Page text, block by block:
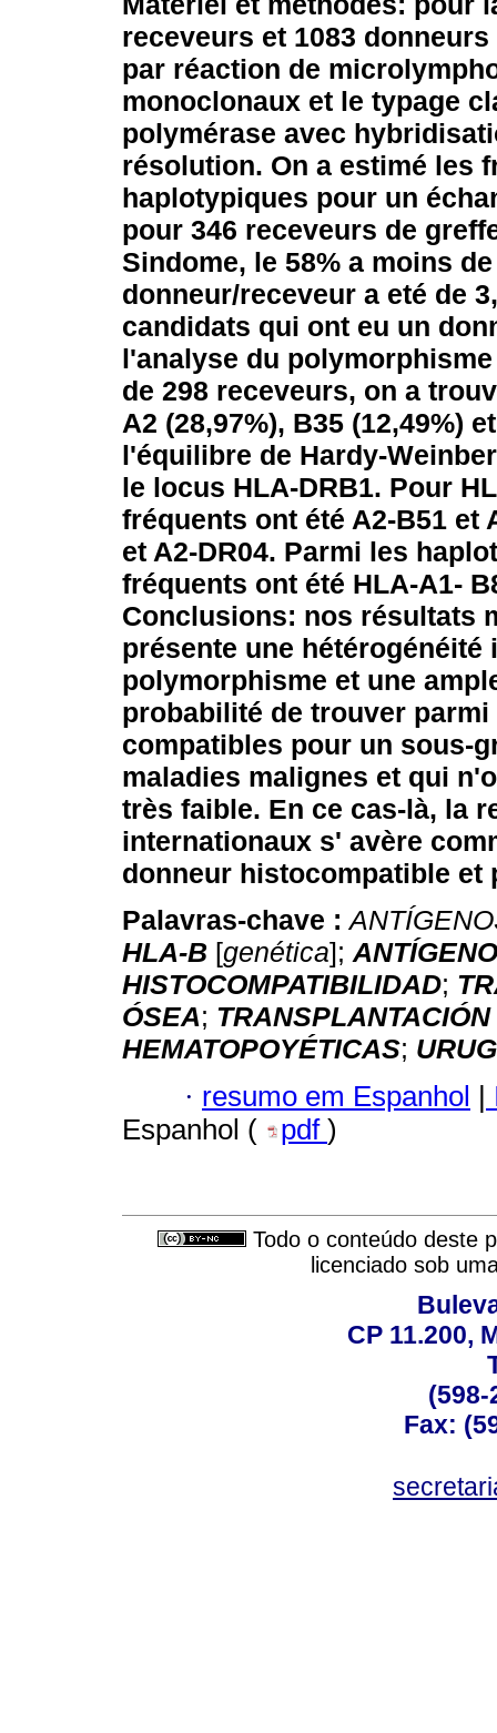
receveurs et 1083
par réaction de
monoclonaux et le typage
polymérase avec
résolution. On a estimé les
haplotypiques pour un
pour 346 receveurs de
Sindome, le 58% a moins
donneur/receveur a eté de
candidats qui ont eu un
l'analyse du
de 298 receveurs, on a
A2 (28,97%), B35 (12,49%)
l'équilibre de Hardy-
le locus HLA-DRB1. Pour
fréquents ont été A2-B51 et
et A2-DR04. Parmi les
fréquents ont été HLA-A1-
Conclusions: nos résultats
présente une hétérogénéité
polymorphisme et une
probabilité de trouver
compatibles pour un sous-
maladies malignes et qui
très faible. En ce cas-là, la
internationaux s' avère
donneur histocompatible et
Palavras-chave :
HLA-B [genética];
HISTOCOMPATIBILIDAD;
ÓSEA;
HEMATOPOYÉTICAS;
· resumo em Espanhol |
Espanhol (
pdf )
Todo o conteúdo deste
licenciado sob
CP 11.200,
(598-
Fax: